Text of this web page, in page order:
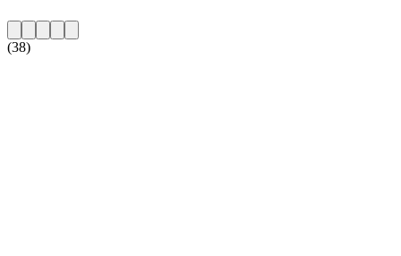
(38)